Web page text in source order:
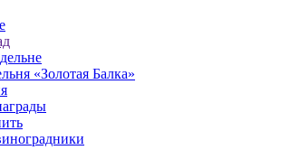
«Золотая Балка»